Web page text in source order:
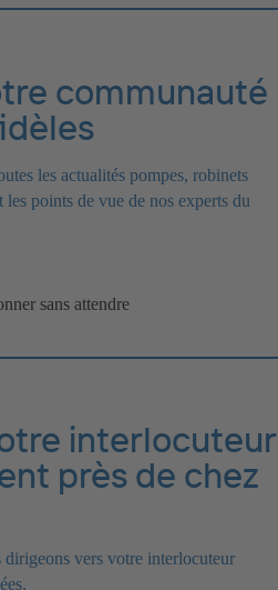
communauté
les actualités pompes, robinets
points de vue de nos experts du
sans attendre
interlocuteur
près de chez
vers votre interlocuteur